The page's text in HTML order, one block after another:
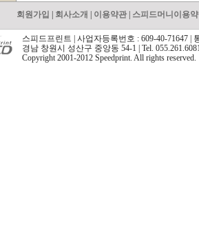
회원가입 회사소개 이용약관 스피드머니이용
스피드프린트 | 사업자등록번호 : 609-40-71647 |
경남 창원시 성산구 중앙동 54-1 | Tel.
Copyright 2001-2012 Speedprint. All rights reserved.